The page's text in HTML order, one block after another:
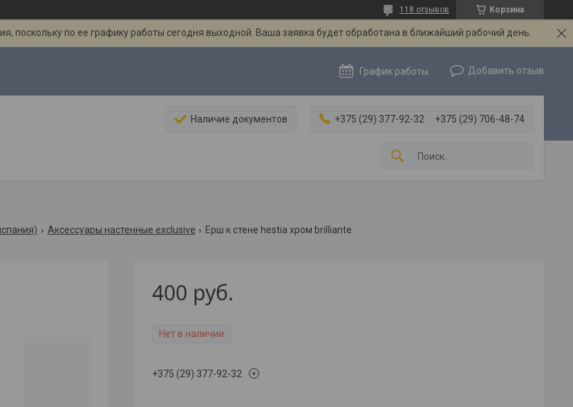
Корзина
118 отзывов
поскольку по ее графику работы сегодня выходной. Ваша заявка будет обработана в ближайший рабочий день.
График работы Добавить отзыв
Наличие документов +375 (29) 377-92-32 +375 (29) 706-48-74
Аксессуары настенные exclusive Ерш к стене hestia хром brilliante
400 руб.
Нет в наличии
+375 (29) 377-92-32